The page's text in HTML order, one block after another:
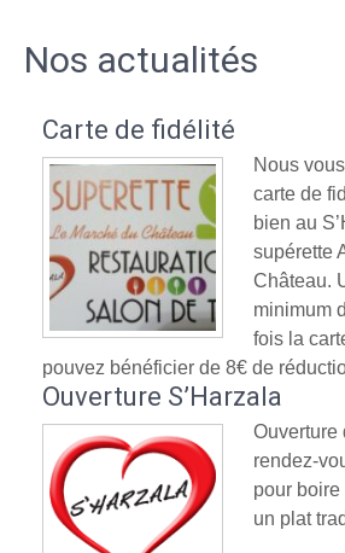
Nos actualités
Carte de fidélité
Nous
carte de
bien au
supérette
Château.
minimum
fois la
pouvez bénéficier de 8€ de
Ouverture S’Harzala
Ouverture
rendez-
pour
un plat